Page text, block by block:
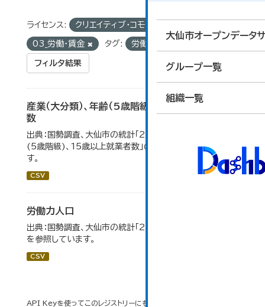
大仙市オープンデータ
グループ一覧
組織一覧
ライセンス: クリエイティブ・コモンズ 表示
03_労働・賃金 タグ: 労働力人口
フィルタ結果
産業（大分類）、年齢（5歳階級）、15歳以上就業者
数
出典：国勢調査、大仙市の統計「2-7 産業(大分類)、年齢
(5歳階級)、15歳以上就業者数」のデータを参照していま
す。
CSV
労働力人口
出典：国勢調査、大仙市の統計「2-6 労働力人口」のデータ
を参照しています。
CSV
API Keyを使ってこのレジストリーにもアクセス可能です